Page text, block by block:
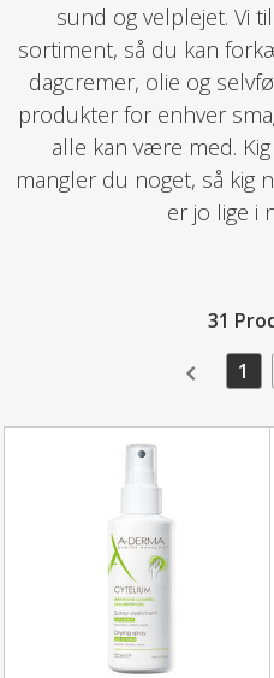
sund og velplejet. Vi
sortiment, så du kan
dagcremer, olie og
produkter for enhver
alle kan være med.
mangler du noget, så kig
er jo lige i
31
1